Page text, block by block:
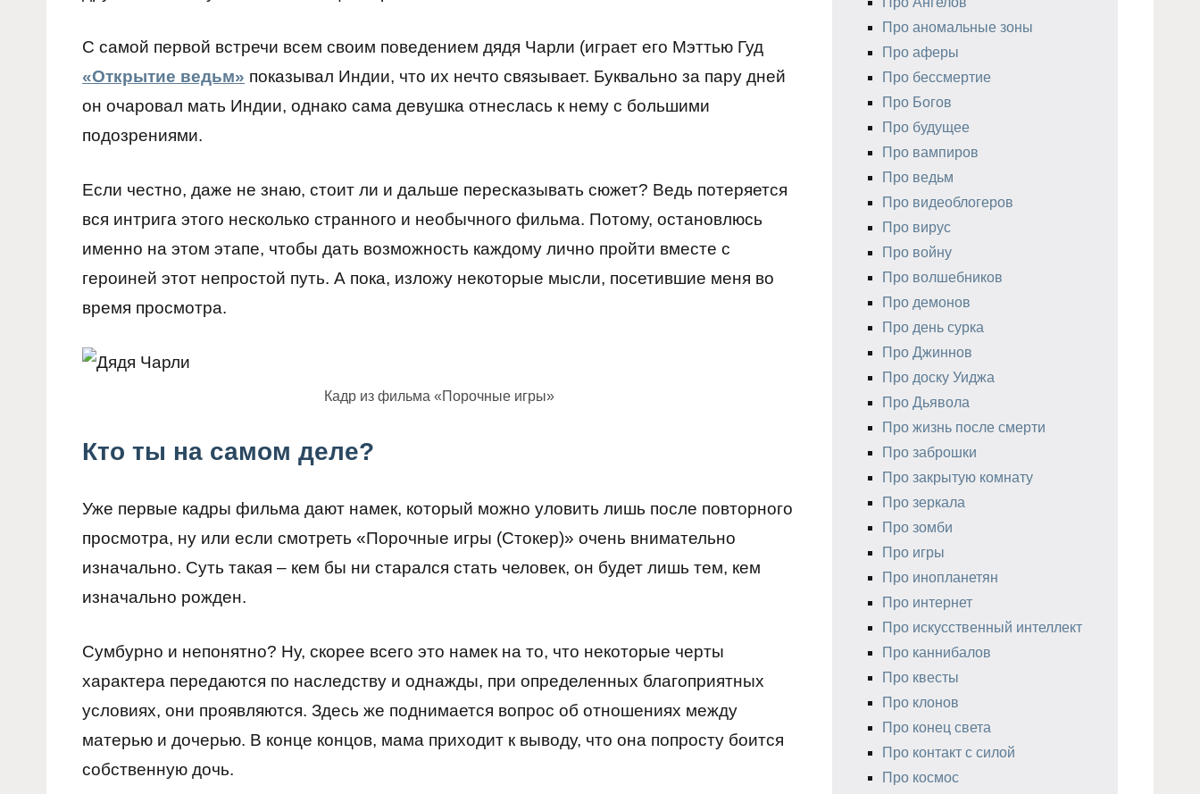
С самой первой встречи всем своим поведением дядя Чарли (играет его Мэттью Гуд
«Открытие ведьм» показывал Индии, что их нечто связывает. Буквально за пару дней
он очаровал мать Индии, однако сама девушка отнеслась к нему с большими
подозрениями.
Если честно, даже не знаю, стоит ли и дальше пересказывать сюжет? Ведь потеряется
вся интрига этого несколько странного и необычного фильма. Потому, остановлюсь
именно на этом этапе, чтобы дать возможность каждому лично пройти вместе с
героиней этот непростой путь. А пока, изложу некоторые мысли, посетившие меня во
время просмотра.
Кадр из фильма «Порочные игры»
Кто ты на самом деле?
Уже первые кадры фильма дают намек, который можно уловить лишь после повторного
просмотра, ну или если смотреть «Порочные игры (Стокер)» очень внимательно
изначально. Суть такая – кем бы ни старался стать человек, он будет лишь тем, кем
изначально рожден.
Сумбурно и непонятно? Ну, скорее всего это намек на то, что некоторые черты
характера передаются по наследству и однажды, при определенных благоприятных
условиях, они проявляются. Здесь же поднимается вопрос об отношениях между
матерью и дочерью. В конце концов, мама приходит к выводу, что она попросту боится
собственную дочь.
Про аномальные зоны
Про аферы
Про бессмертие
Про Богов
Про будущее
Про вампиров
Про ведьм
Про видеоблогеров
Про вирус
Про войну
Про волшебников
Про демонов
Про день сурка
Про Джиннов
Про доску Уиджа
Про Дьявола
Про жизнь после смерти
Про заброшки
Про закрытую комнату
Про зеркала
Про зомби
Про игры
Про инопланетян
Про интернет
Про искусственный интеллект
Про каннибалов
Про квесты
Про клонов
Про конец света
Про контакт с силой
Про космос